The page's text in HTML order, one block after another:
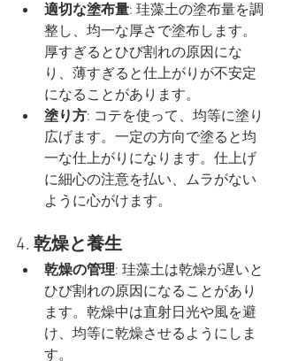
適切な塗布量: 珪藻土の塗布量を調
整し、均一な厚さで塗布します。
厚すぎるとひび割れの原因にな
り、薄すぎると仕上がりが不安定
になることがあります。
塗り方: コテを使って、均等に塗り
広げます。一定の方向で塗ると均
一な仕上がりになります。仕上げ
に細心の注意を払い、ムラがない
ように心がけます。
4. 乾燥と養生
乾燥の管理: 珪藻土は乾燥が遅いと
ひび割れの原因になることがあり
ます。乾燥中は直射日光や風を避
け、均等に乾燥させるようにしま
す。